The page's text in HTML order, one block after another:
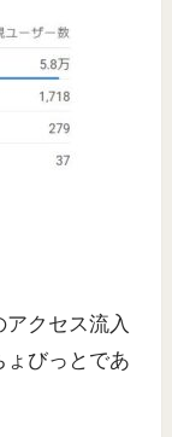
クセス流入
ょびっとであ